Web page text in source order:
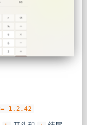
1.2.42